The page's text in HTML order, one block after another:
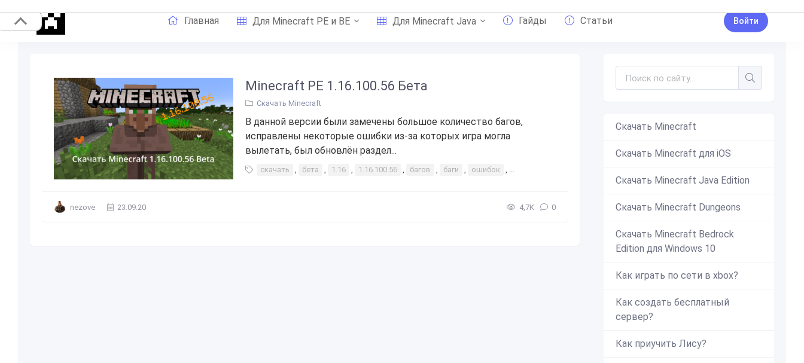
Главная Для Minecraft PE и BE Для Minecraft Java Гайды Статьи Войти
Minecraft PE 1.16.100.56 Бета
Скачать Minecraft
В данной версии были замечены большое количество багов,
исправлены некоторые ошибки из-за которых игра могла
вылетать, был обновлён раздел...
скачать , бета , 1.16 , 1.16.100.56 , багов , баги , ошибок , много ошибок
nezove 23.09.20 4,7К 0
Скачать Minecraft
Скачать Minecraft для iOS
Скачать Minecraft Java Edition
Скачать Minecraft Dungeons
Скачать Minecraft Bedrock
Edition для Windows 10
Как играть по сети в xbox?
Как создать бесплатный
сервер?
Как приучить Лису?